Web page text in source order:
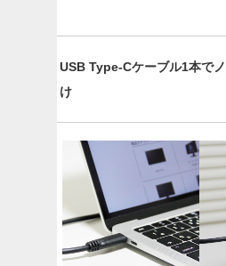
USB Type-Cケーブル1本で
け